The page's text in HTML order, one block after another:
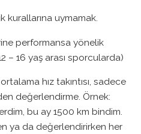
kurallarına uymamak.
performansa yönelik
– 16 yaş arası sporcularda)
hız takıntısı, sadece
değerlendirme. Örnek:
bu ay 1500 km bindim.
ya da değerlendirirken her